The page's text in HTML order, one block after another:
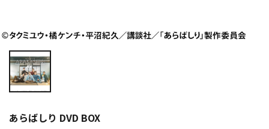
あらばしり DVD BOX